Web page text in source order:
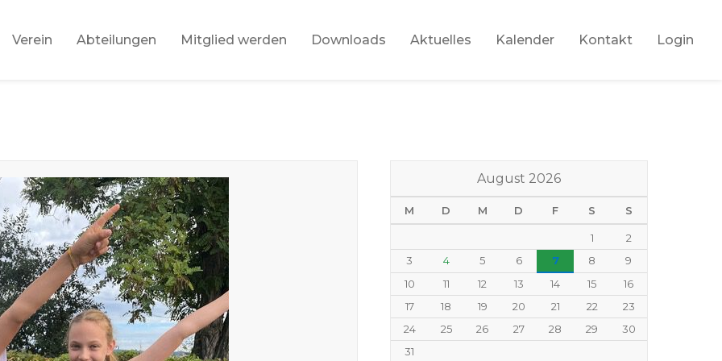
Verein Abteilungen Mitglied werden Downloads Aktuelles Kalender Kontakt Login
August 2026
M D M D F S S
1
2
3
4 5 6 7 8
9
10
11 12 13 14 15
16
17
18 19 20 21 22
23
24
25 26 27 28 29
30
31